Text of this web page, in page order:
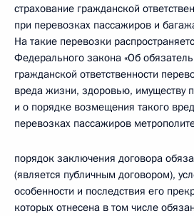
страхование гражданской
при перевозках пассажиров и
На такие перевозки
Федерального закона «Об
гражданской ответственности
вреда жизни, здоровью, имуществу
и о порядке возмещения такого
перевозках пассажиров
порядок заключения договора
(является публичным договором),
особенности и последствия его
которых отнесена в том числе